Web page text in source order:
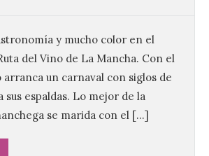
y mucho color en el
del Vino de La Mancha. Con el
arranca un carnaval con siglos de
sus espaldas. Lo mejor de la
se marida con el […]